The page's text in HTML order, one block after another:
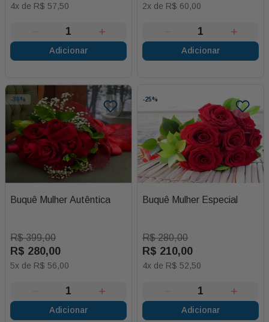
4x de R$ 57,50
Adicionar
2x de R$ 60,00
Adicionar
-30%
Buquê Mulher Autêntica
R$ 399,00
R$ 280,00
5x de R$ 56,00
Adicionar
-25%
Buquê Mulher Especial
R$ 280,00
R$ 210,00
4x de R$ 52,50
Adicionar